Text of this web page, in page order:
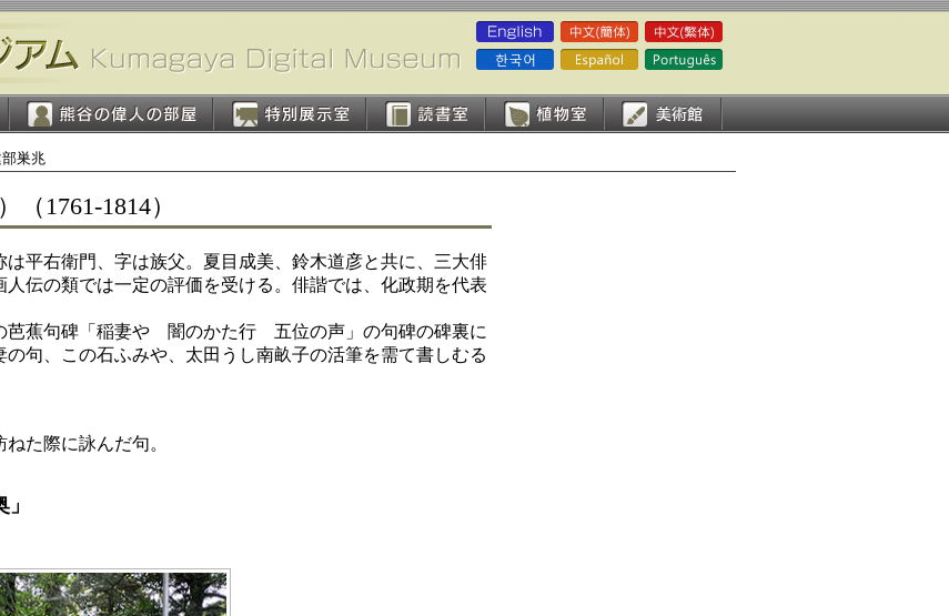
部巣兆
1761-1814）
平右衛門、字は族父。夏目成美、鈴木道彦と共に、三大俳
伝の類では一定の評価を受ける。俳諧では、化政期を代表
芭蕉句碑「稲妻や 闇のかた行 五位の声」の句碑の碑裏に
の句、この石ふみや、太田うし南畝子の活筆を需て書しむる
ねた際に詠んだ句。